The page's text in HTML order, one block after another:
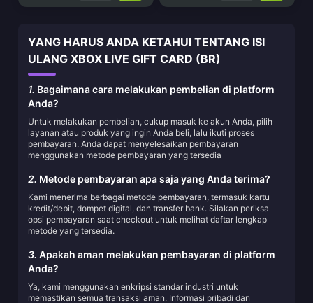
YANG HARUS ANDA KETAHUI TENTANG ISI
ULANG XBOX LIVE GIFT CARD (BR)
1. Bagaimana cara melakukan pembelian di platform
Anda?
Untuk melakukan pembelian, cukup masuk ke akun Anda, pilih
layanan atau produk yang ingin Anda beli, lalu ikuti proses
pembayaran. Anda dapat menyelesaikan pembayaran
menggunakan metode pembayaran yang tersedia
2. Metode pembayaran apa saja yang Anda terima?
Kami menerima berbagai metode pembayaran, termasuk kartu
kredit/debit, dompet digital, dan transfer bank. Silakan periksa
opsi pembayaran saat checkout untuk melihat daftar lengkap
metode yang tersedia.
3. Apakah aman melakukan pembayaran di platform
Anda?
Ya, kami menggunakan enkripsi standar industri untuk
memastikan semua transaksi aman. Informasi pribadi dan